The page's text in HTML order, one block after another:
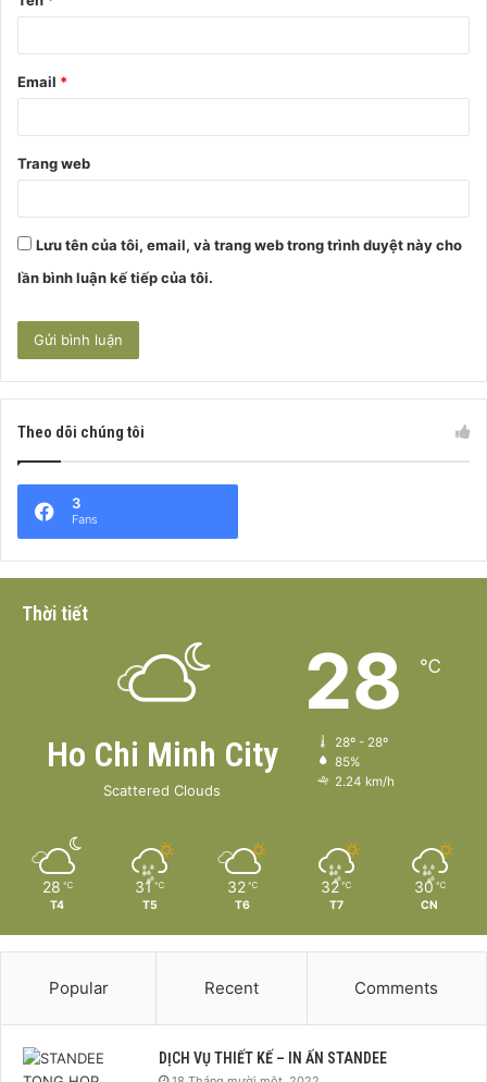
n
Email *
Trang web
Lưu tên của tôi, email, và trang web trong trình duyệt này cho
lần bình luận kế tiếp của tôi.
Theo dõi chúng tôi
3
Fans
Thời tiết
Ho Chi Minh City
Scattered Clouds
28 ℃
28º - 28º
85%
2.24 km/h
28 ℃
T4
31 ℃
T5
32 ℃
T6
32 ℃
T7
30 ℃
CN
Popular Recent Comments
DỊCH VỤ THIẾT KẾ – IN ẤN STANDEE